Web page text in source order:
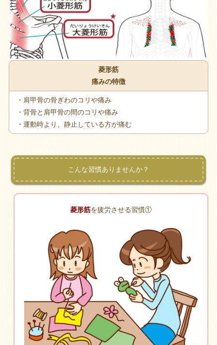
菱形筋
痛みの特徴
・肩甲骨の骨ぎわのコリや痛み
・背骨と肩甲骨の間のコリや痛み
・運動時より、静止している方が痛む
こんな習慣ありませんか？
菱形筋を疲労させる習慣①